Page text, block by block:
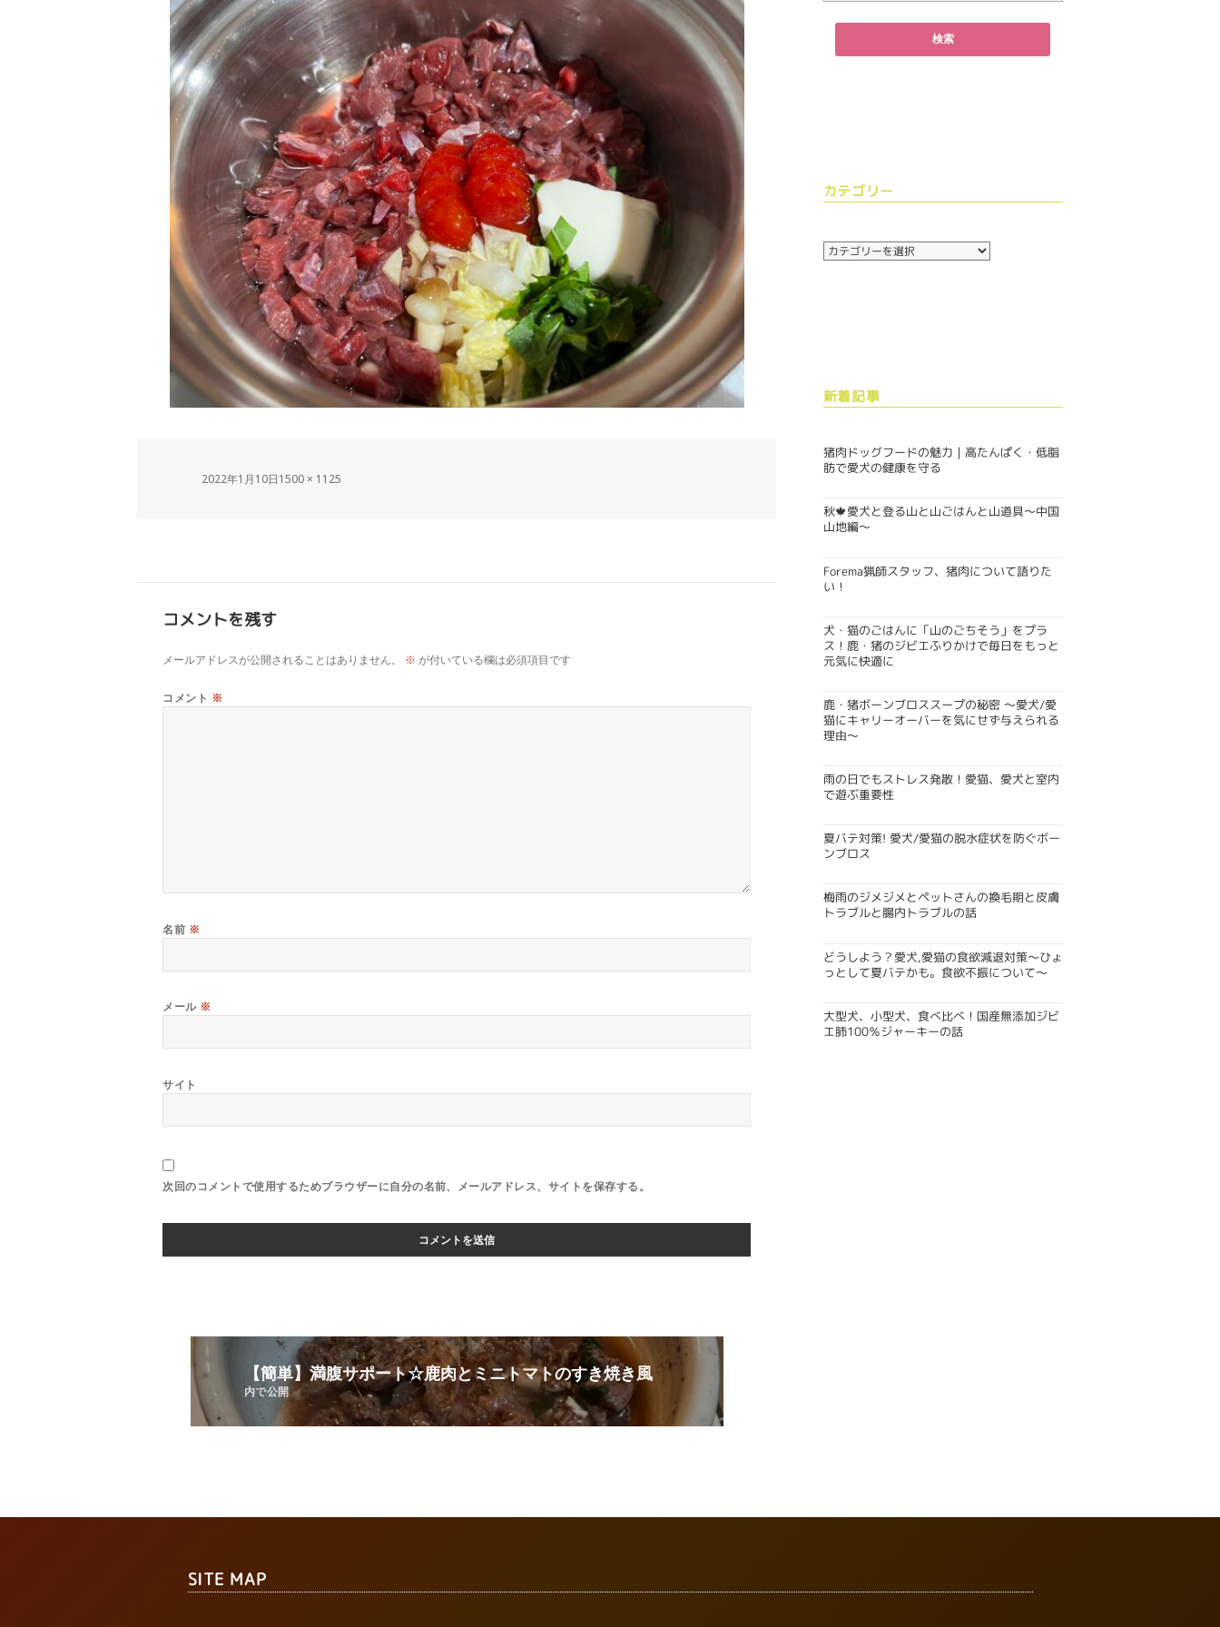
2022年1月10日1500 × 1125
コメントを残す
メールアドレスが公開されることはありません。 ※ が付いている欄は必須項目です
コメント ※
名前 ※
メール ※
サイト
次回のコメントで使用するためブラウザーに自分の名前、メールアドレス、サイトを保存する。
【簡単】満腹サポート☆鹿肉とミニトマトのすき焼き風
内で公開
カテゴリー
新着記事
猪肉ドッグフードの魅力｜高たんぱく・低脂
肪で愛犬の健康を守る
秋🍁愛犬と登る山と山ごはんと山道具〜中国
山地編〜
Forema猟師スタッフ、猪肉について語りた
い！
犬・猫のごはんに「山のごちそう」をプラ
ス！鹿・猪のジビエふりかけで毎日をもっと
元気に快適に
鹿・猪ボーンブロススープの秘密 〜愛犬/愛
猫にキャリーオーバーを気にせず与えられる
理由〜
雨の日でもストレス発散！愛猫、愛犬と室内
で遊ぶ重要性
夏バテ対策! 愛犬/愛猫の脱水症状を防ぐボー
ンブロス
梅雨のジメジメとペットさんの換毛期と皮膚
トラブルと腸内トラブルの話
どうしよう？愛犬,愛猫の食欲減退対策〜ひょ
っとして夏バテかも。食欲不振について〜
大型犬、小型犬、食べ比べ！国産無添加ジビ
エ肺100％ジャーキーの話
SITE MAP